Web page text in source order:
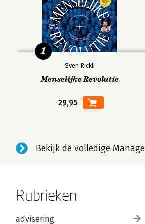
Sven Rickli
Menselijke Revolutie
29,95
1
Bekijk de volledige
Rubrieken
advisering